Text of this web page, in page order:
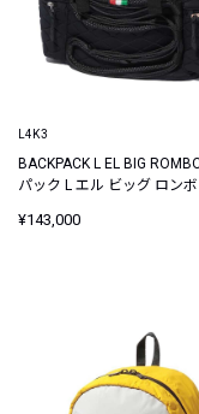
L4K3
BACKPACK L EL BIG
パック L エル ビッグ ロンボ
¥143,000